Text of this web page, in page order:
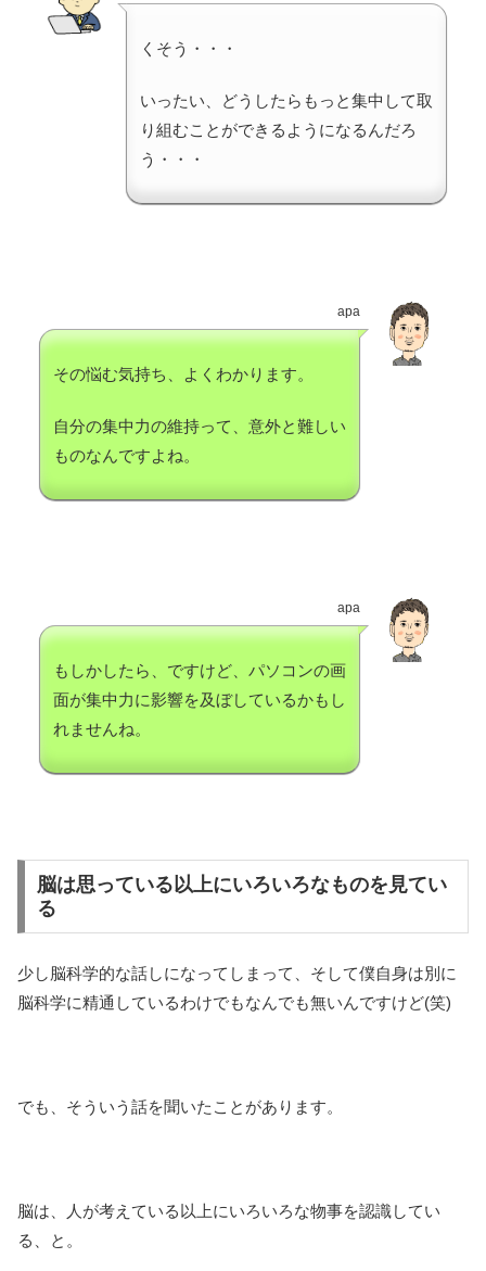
くそう・・・
いったい、どうしたらもっと集中して取
り組むことができるようになるんだろ
う・・・
apa
その悩む気持ち、よくわかります。
自分の集中力の維持って、意外と難しい
ものなんですよね。
apa
もしかしたら、ですけど、パソコンの画
面が集中力に影響を及ぼしているかもし
れませんね。
脳は思っている以上にいろいろなものを見てい
る
少し脳科学的な話しになってしまって、そして僕自身は別に
脳科学に精通しているわけでもなんでも無いんですけど(笑)
でも、そういう話を聞いたことがあります。
脳は、人が考えている以上にいろいろな物事を認識してい
る、と。